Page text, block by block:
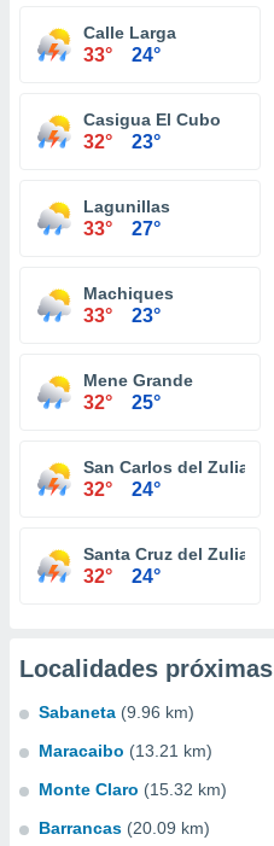
Calle Larga
33° 24°
Casigua El Cubo
32° 23°
Lagunillas
33° 27°
Machiques
33° 23°
Mene Grande
32° 25°
San Carlos del Zulia
32° 24°
Santa Cruz del Zulia
32° 24°
Localidades próximas
Sabaneta (9.96 km)
Maracaibo (13.21 km)
Monte Claro (15.32 km)
Barrancas (20.09 km)